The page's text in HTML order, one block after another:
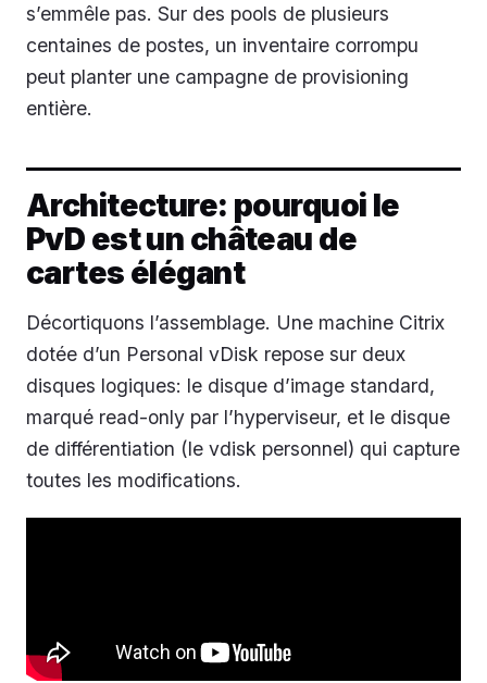
s’emmêle pas. Sur des pools de plusieurs
centaines de postes, un inventaire corrompu
peut planter une campagne de provisioning
entière.
Architecture: pourquoi le
PvD est un château de
cartes élégant
Décortiquons l’assemblage. Une machine Citrix
dotée d’un Personal vDisk repose sur deux
disques logiques: le disque d’image standard,
marqué read-only par l’hyperviseur, et le disque
de différentiation (le vdisk personnel) qui capture
toutes les modifications.